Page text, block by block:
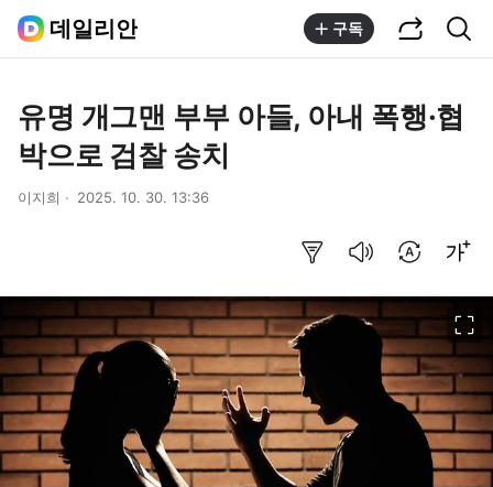
데일리안 구독
유명 개그맨 부부 아들, 아내 폭행·협
박으로 검찰 송치
이지희 2025. 10. 30. 13:36